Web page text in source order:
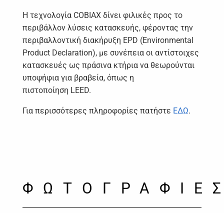
Η τεχνολογία COBIAX δίνει φιλικές προς το
περιβάλλον λύσεις κατασκευής, φέροντας την
περιβαλλοντική διακήρυξη EPD (Environmental
Product Declaration), με συνέπεια οι αντίστοιχες
κατασκευές ως πράσινα κτήρια να θεωρούνται
υποψήφια για βραβεία, όπως η
πιστοποίηση LEED.
Για περισσότερες πληροφορίες πατήστε ΕΔΩ.